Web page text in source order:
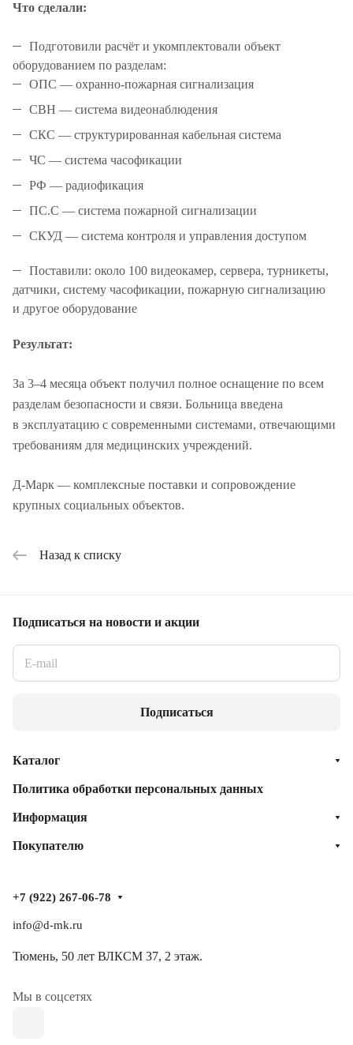
Что сделали:
Подготовили расчёт и укомплектовали объект
оборудованием по разделам:
ОПС — охранно-пожарная сигнализация
СВН — система видеонаблюдения
СКС — структурированная кабельная система
ЧС — система часофикации
РФ — радиофикация
ПС.С — система пожарной сигнализации
СКУД — система контроля и управления доступом
Поставили: около 100 видеокамер, сервера, турникеты,
датчики, систему часофикации, пожарную сигнализацию
и другое оборудование
Результат:
За 3–4 месяца объект получил полное оснащение по всем
разделам безопасности и связи. Больница введена
в эксплуатацию с современными системами, отвечающими
требованиям для медицинских учреждений.
Д-Марк — комплексные поставки и сопровождение
крупных социальных объектов.
Назад к списку
Подписаться на новости и акции
Подписаться
Каталог
Политика обработки персональных данных
Информация
Покупателю
+7 (922) 267-06-78
info@d-mk.ru
Тюмень, ​50 лет ВЛКСМ 37​, 2 этаж.
Мы в соцсетях